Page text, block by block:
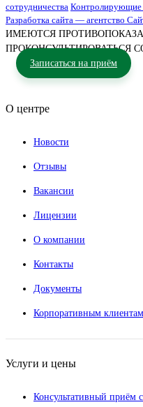
сотрудничества Контролирующие
Разработка сайта — агентство
ИМЕЮТСЯ
ПРОКОНСУЛЬТИРОВАТЬСЯ
Записаться на приём
О центре
Новости
Отзывы
Вакансии
Лицензии
О компании
Контакты
Документы
Корпоративным клиентам
Услуги и цены
Консультативный приём